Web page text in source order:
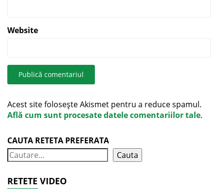
Website
Acest site folosește Akismet pentru a reduce spamul.
Află cum sunt procesate datele comentariilor tale.
CAUTA RETETA PREFERATA
Cauta
RETETE VIDEO